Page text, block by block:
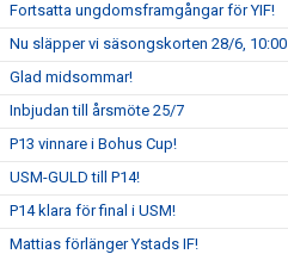
Fortsatta ungdomsframgångar för YIF!
Nu släpper vi säsongskorten 28/6, 10:00
Glad midsommar!
Inbjudan till årsmöte 25/7
P13 vinnare i Bohus Cup!
USM-GULD till P14!
P14 klara för final i USM!
Mattias förlänger Ystads IF!